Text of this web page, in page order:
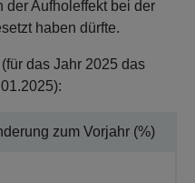
der Aufholeffekt bei der
haben dürfte.
das Jahr 2025 das
zum Vorjahr (%)